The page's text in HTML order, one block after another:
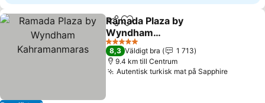
Dela Lägg till i Mina Favoriter
Ramada Plaza by
Wyndham
Kahramanmaras
5 Stjärnor
8,3 Väldigt bra
1 713
9.4 km till Centrum
Autentisk turkisk mat på Sapphire